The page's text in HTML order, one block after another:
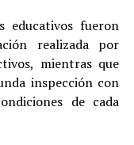
educativos fueron
realizada por
mientras que
inspección con
de cada